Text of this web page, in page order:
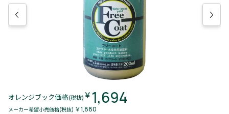
オレンジブック価格(税抜) ￥ 1,694
メーカー希望小売価格(税抜) ￥1,880